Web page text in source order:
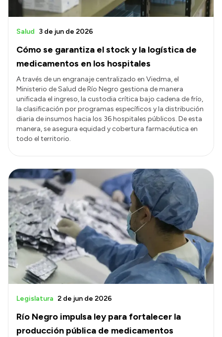
Compras y licitaciones
Consulta de expedientes
Convocatorias
Intranet
Login
Cómo se garantiza el stock y la logística de
medicamentos en los hospitales
Salud 3 de jun de 2026
A través de un engranaje centralizado en Viedma, el
Ministerio de Salud de Río Negro gestiona de manera
unificada el ingreso, la custodia crítica bajo cadena de frío,
la clasificación por programas específicos y la distribución
diaria de insumos hacia los 36 hospitales públicos. De esta
manera, se asegura equidad y cobertura farmacéutica en
todo el territorio.
Río Negro impulsa ley para fortalecer la
producción pública de medicamentos
Legislatura 2 de jun de 2026